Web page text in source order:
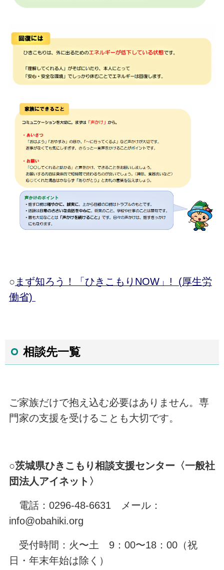
○ まず知ろう！「ひきこもりNOW」! (厚生労
働省)
相談先一覧
ご家族だけで抱え込む必要はありません。専
門家の支援を受けることも大切です。
○茨城県ひきこもり相談支援センター〈一般社
団法人アイネット〉
電話：0296-48-6631 メール：
info@obahiki.org
受付時間：火〜土 9：00〜18：00（祝
日・年末年始は除く）